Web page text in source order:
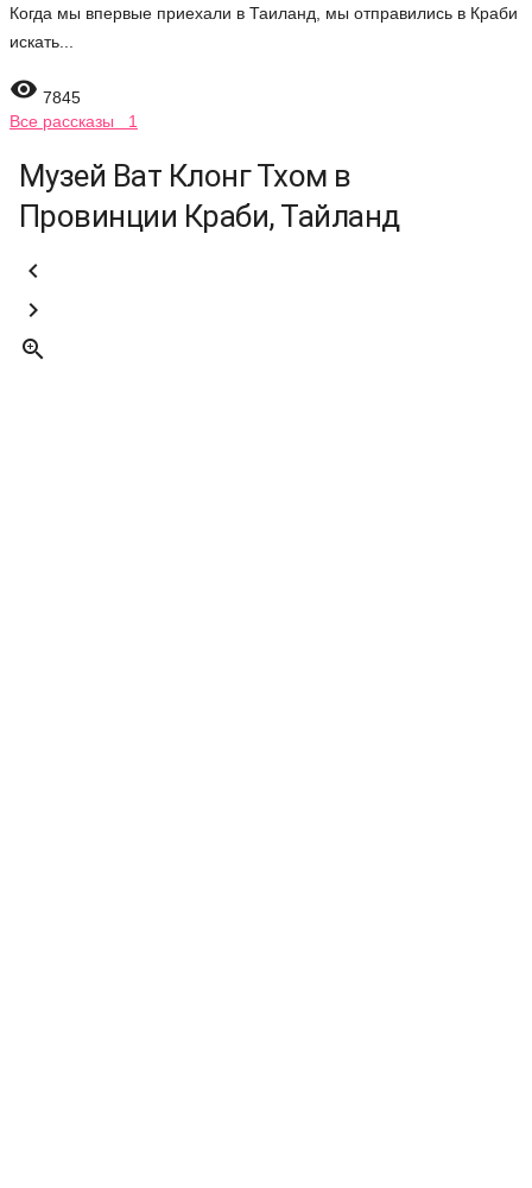
Когда мы впервые приехали в Таиланд, мы отправились в Краби
искать...
 7845
Все рассказы 1
Музей Ват Клонг Тхом в
Провинции Краби, Тайланд


